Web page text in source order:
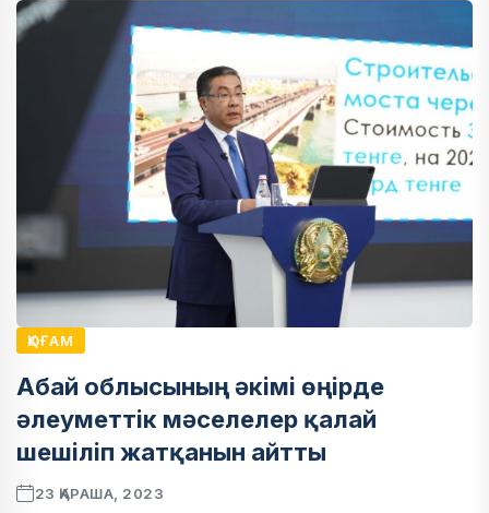
ҚОҒАМ
Абай облысының әкімі өңірде
әлеуметтік мәселелер қалай
шешіліп жатқанын айтты
23 ҚАРАША, 2023